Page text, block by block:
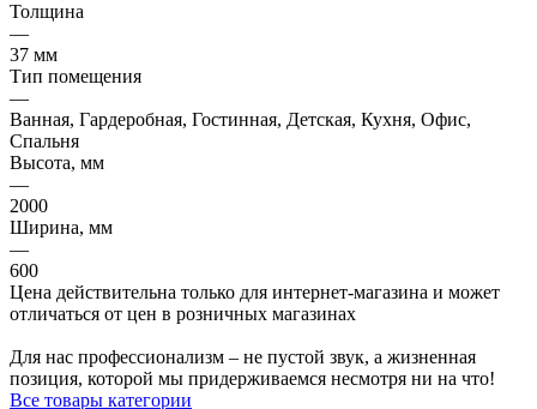
Толщина
—
37 мм
Тип помещения
—
Ванная, Гардеробная, Гостинная, Детская, Кухня, Офис,
Спальня
Высота, мм
—
2000
Ширина, мм
—
600
Цена действительна только для интернет-магазина и может
отличаться от цен в розничных магазинах
Для нас профессионализм – не пустой звук, а жизненная
позиция, которой мы придерживаемся несмотря ни на что!
Все товары категории